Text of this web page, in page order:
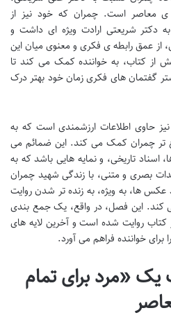
معاصر است. چمران که خود نیز از
دکتر شریعتی ارادت ویژه ای داشت و
از عمق رابطه ی فکری و معنوی میان این
کتاب، به خواننده کمک می کند تا
گفتمان های فکری زمان خود بهتر درک
حاوی اطلاعات ارزشمندی است که به
تر چمران کمک می کند. این ضمائم می
تاریخی، و نمایه هایی باشد که به
بصری و متنی، با زندگی شهید چمران
عکس ها، به ویژه، به زنده تر شدن روایت
کند. این فصل، در واقع، یک جمع بندی
کتاب روایت شده است و آخرین لایه های
را برای خواننده فراهم می آورد.
یک «مرد برای تمام